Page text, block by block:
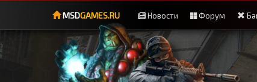
MSDGAMES.RU Новости Форум